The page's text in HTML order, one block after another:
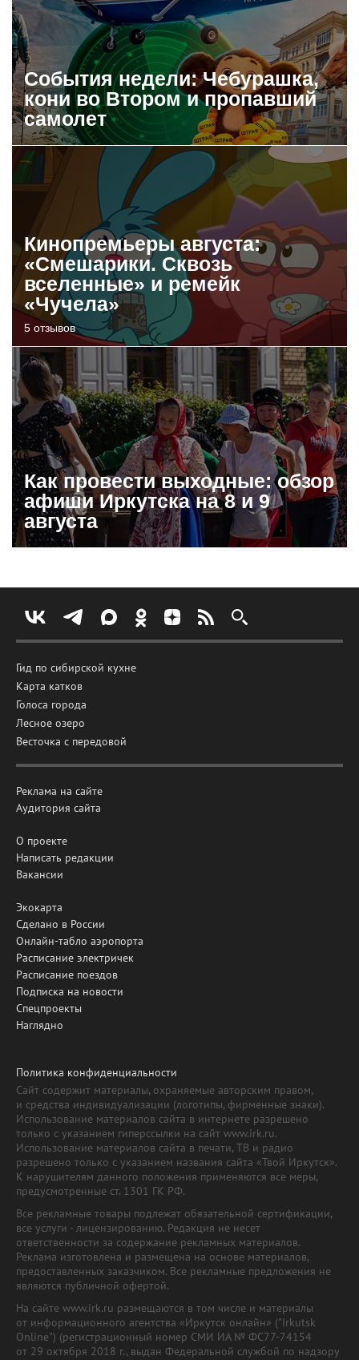
События недели: Чебурашка,
кони во Втором и пропавший
самолет
Кинопремьеры августа:
«Смешарики. Сквозь
вселенные» и ремейк
«Чучела»
5 отзывов
Как провести выходные: обзор
афиши Иркутска на 8 и 9
августа
Гид по сибирской кухне
Карта катков
Голоса города
Лесное озеро
Весточка с передовой
Реклама на сайте
Аудитория сайта
О проекте
Написать редакции
Вакансии
Экокарта
Сделано в России
Онлайн-табло аэропорта
Расписание электричек
Расписание поездов
Подписка на новости
Спецпроекты
Наглядно
Политика конфиденциальности
Сайт содержит материалы, охраняемые авторским правом,
и средства индивидуализации (логотипы, фирменные знаки).
Использование материалов сайта в интернете разрешено
только с указанием гиперссылки на сайт www.irk.ru.
Использование материалов сайта в печати, ТВ и радио
разрешено только с указанием названия сайта «Твой Иркутск».
К нарушителям данного положения применяются все меры,
предусмотренные ст. 1301 ГК РФ.
Все рекламные товары подлежат обязательной сертификации,
все услуги - лицензированию. Редакция не несет
ответственности за содержание рекламных материалов.
Реклама изготовлена и размещена на основе материалов,
предоставленных заказчиком. Все рекламные предложения не
являются публичной офертой.
На сайте www.irk.ru размещаются в том числе и материалы
от информационного агентства «Иркутск онлайн» ("Irkutsk
Online") (регистрационный номер СМИ ИА № ФС77-74154
от 29 октября 2018 г., выдан Федеральной службой по надзору